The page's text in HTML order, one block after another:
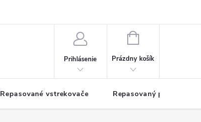
Prihlásenie
NÁKUPNÝ
Prázdny košík
Repasované vstrekovače Repasovaný pohon TDM